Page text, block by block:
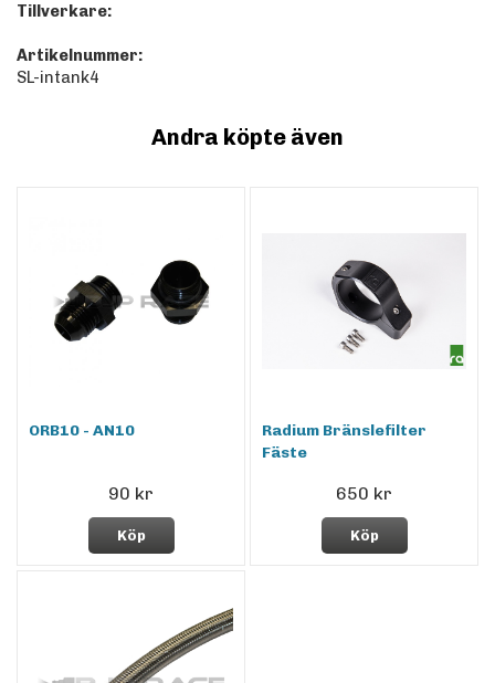
Tillverkare:
Artikelnummer:
SL-intank4
Andra köpte även
ORB10 - AN10
90 kr
Köp
Radium Bränslefilter
Fäste
650 kr
Köp